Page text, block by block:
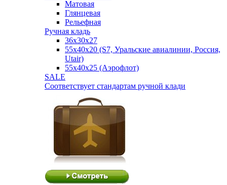
Матовая
Глянцевая
Рельефная
Ручная кладь
36х30x27
55х40х20 (S7, Уральские авиалинии, Россия,
Utair)
55х40х25 (Аэрофлот)
SALE
Соответствует стандартам ручной клади